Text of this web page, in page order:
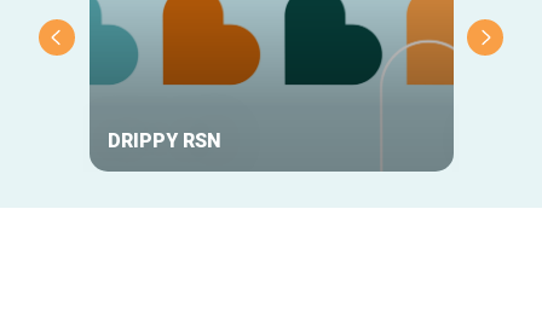
DRIPPY RSN